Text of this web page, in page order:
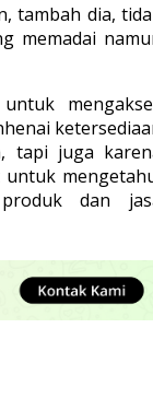
tambah dia,
memadai
tapi juga
untuk
dan